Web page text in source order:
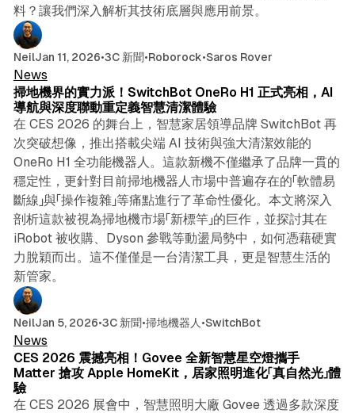
料？讓我們深入解析其技術底層與應用前景。
NeilJan 11, 2026•3C 新聞•Roborock•Saros Rover
News
掃地機界的實力派！SwitchBot OneRo H1 正式亮相，AI
導航與深度聯動重定義智慧清潔體驗
在 CES 2026 的舞台上，智慧家居領導品牌 SwitchBot 再
次突破想像，推出搭載尖端 AI 技術與強大清潔效能的
OneRo H1 全功能機器人。這款新機不僅繼承了品牌一貫的
穩定性，更針對目前掃地機器人市場中普遍存在的「軟體易
斷線」與「操作複雜」等痛點進行了革命性優化。本文將深入
剖析這款被視為掃地機市場「新標竿」的巨作，並探討其在
iRobot 被收購、Dyson 參戰等動盪局勢中，如何憑藉硬實
力脫穎而出。這不僅僅是一台清潔工具，更是智慧生活的
新管家。
NeilJan 5, 2026•3C 新聞•掃地機器人 •SwitchBot
News
CES 2026 震撼亮相！Govee 全新智慧星空燈攜手
Matter 搶攻 Apple HomeKit，居家照明進化「真自然光」體
驗
在 CES 2026 展會中，智慧照明大廠 Govee 透過多款深度